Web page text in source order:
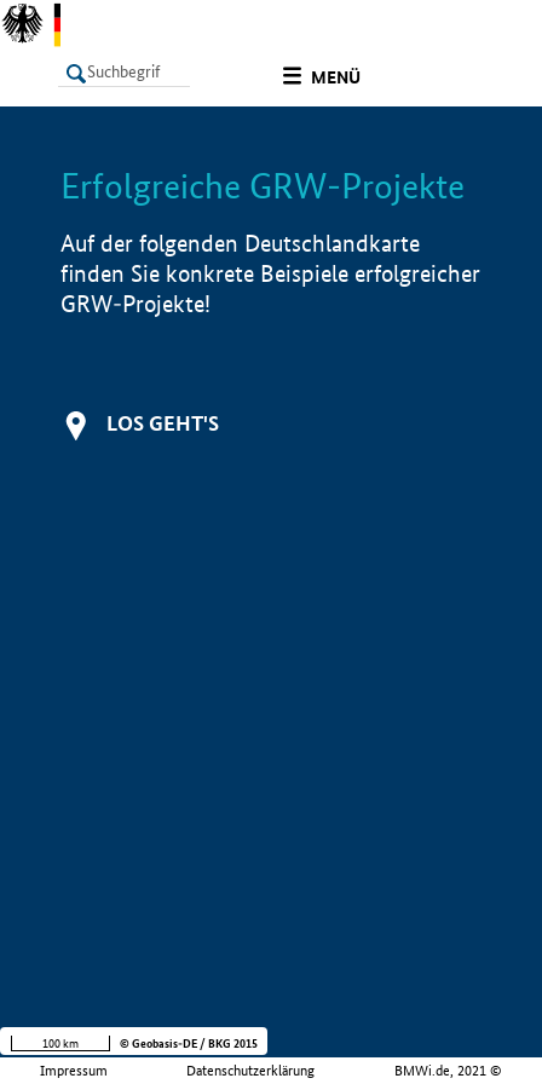
MENÜ
LISTE Info
Erfolgreiche GRW-Projekte
Auf der folgenden Deutschlandkarte
finden Sie konkrete Beispiele erfolgreicher
GRW-Projekte!
LOS GEHT'S
Impressum Datenschutzerklärung BMWi.de, 2021 ©
100 km © Geobasis-DE / BKG 2015